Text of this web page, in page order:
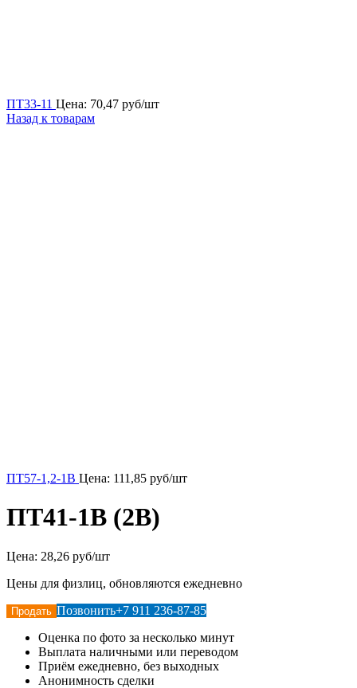
ПТ33-11 Цена: 70,47 руб/шт
Назад к товарам
ПТ57-1,2-1В Цена: 111,85 руб/шт
ПТ41-1В (2В)
Цена: 28,26 руб/шт
Цены для физлиц, обновляются ежедневно
Продать Позвонить+7 911 236-87-85
Оценка по фото за несколько минут
Выплата наличными или переводом
Приём ежедневно, без выходных
Анонимность сделки